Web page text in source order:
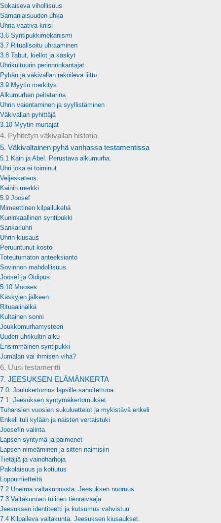
Sokaiseva vihollisuus
Samanlaisuuden uhka
Uhria vaativa kriisi
3.6 Syntipukkimekanismi
3.7 Ritualisoitu uhraaminen
3.8 Tabut, kiellot ja käskyt
Uhrikultuurin perinnönkantajat
Pyhän ja väkivallan rakoileva liitto
3.9 Myytin merkitys
Alkumurhan peitetarina
Uhrin vaientaminen ja syyllistäminen
Väkivallan pyhittäjä
3.10 Myytin murtajat
4. Pyhitetyn väkivallan historia
5. Väkivaltainen pyhä vanhassa testamentissa
5.1 Kain ja Abel. Perustava alkumurha.
Uhri joka ei toiminut
Veljeskateus
Kainin merkki
5.9 Joosef
Mimeettinen kilpailukehä
Kuninkaallinen syntipukki
Sankariuhri
Uhrin kiusaus
Peruuntunut kosto
Toteutumaton anteeksianto
Sovinnon mahdollisuus
Joosef ja Oidipus
5.10 Mooses
Käskyjen jälkeen
Rituaalinälkä
Kultainen sonni
Joukkomurhamysteeri
Uuden uhrikultin alku
Ensimmäinen syntipukki
Jumalan vai ihmisen viha?
6. Uusi testamentti
7. JEESUKSEN ELÄMÄNKERTA
7.0. Joulukertomus lapsille sanoitettuna
7.1. Jeesuksen syntymäkertomukset
Tuhansien vuosien sukuluettelot ja mykistävä enkeli
Enkeli tuli kylään ja naisten vertaistuki
Joosefin valinta
Lapsen syntymä ja paimenet
Lapsen nimeäminen ja sitten naimisiin
Tietäjiä ja vainoharhoja
Pakolaisuus ja kotiutus
Loppumietteitä
7.2 Unelma valtakunnasta. Jeesuksen nuoruus
7.3 Valtakunnan tulinen tienraivaaja
Jeesuksen identiteetti ja kutsumus vahvistuu
7.4 Kilpaileva valtakunta. Jeesuksen kiusaukset.